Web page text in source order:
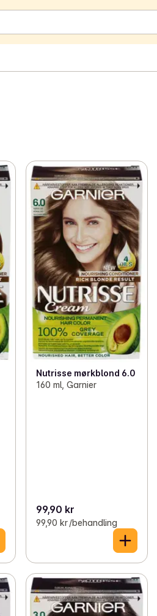
Nutrisse mørkblond 6.0
160 ml, Garnier
99,90 kr
99,90 kr /behandling